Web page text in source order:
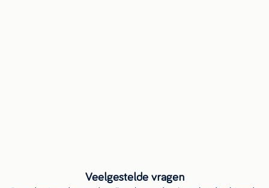
Veelgestelde vragen